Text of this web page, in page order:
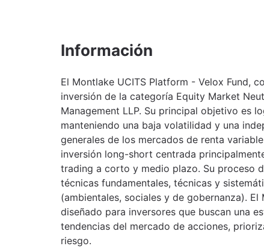
Información
El Montlake UCITS Platform - Velox Fund,
inversión de la categoría Equity Market
Management LLP. Su principal objetivo es
manteniendo una baja volatilidad y una
generales de los mercados de renta
inversión long-short centrada
trading a corto y medio plazo. Su proceso
técnicas fundamentales, técnicas y
(ambientales, sociales y de gobernanza).
diseñado para inversores que buscan una
tendencias del mercado de acciones,
riesgo.